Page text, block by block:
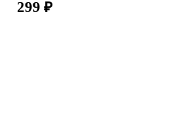
299 ₽